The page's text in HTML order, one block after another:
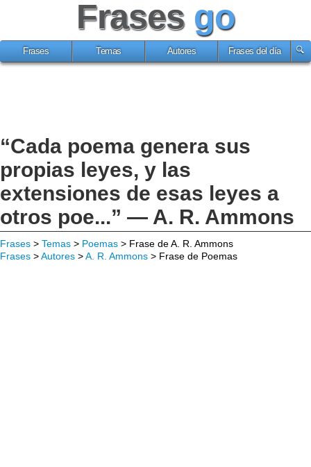
Frases go
Frases Temas Autores Frases del día
“Cada poema genera sus
propias leyes, y las
extensiones de esas leyes a
otros poe...” — A. R. Ammons
Frases > Temas > Poemas > Frase de A. R. Ammons
Frases >Autores >A. R. Ammons > Frase de Poemas